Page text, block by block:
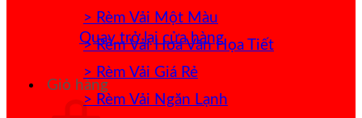
Quay trở lại cửa hàng
Giỏ hàng
> Rèm Vải Một Màu
> Rèm Vải Hoa Văn Họa Tiết
> Rèm Vải Giá Rẻ
> Rèm Vải Ngăn Lạnh